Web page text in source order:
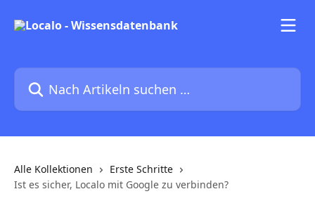
Nach Artikeln suchen …
Alle Kollektionen
Erste Schritte
Ist es sicher, Localo mit Google zu verbinden?